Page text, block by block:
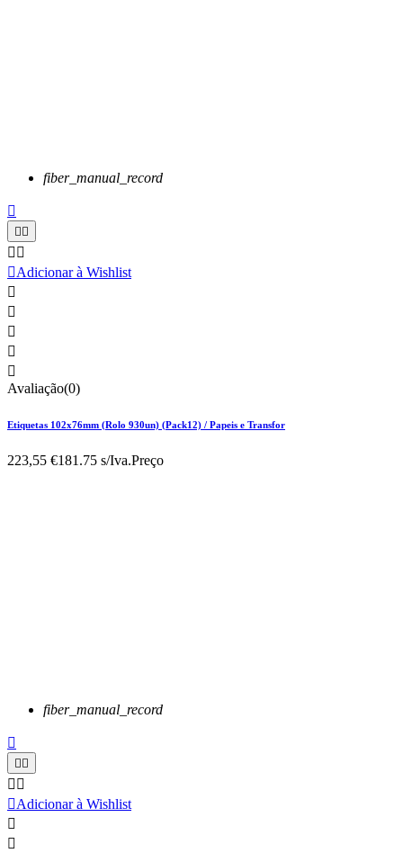
fiber_manual_record

 
 
Adicionar à Wishlist





Avaliação(0)
Etiquetas 102x76mm (Rolo 930un) (Pack12) / Papeis e Transfor
223,55 €181.75 s/Iva.Preço
fiber_manual_record

 
 
Adicionar à Wishlist

